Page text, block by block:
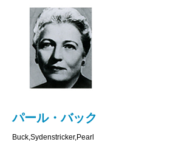
アンナ、クリスマスキャンドルの火は
ろうか。違います。いろいろ混ざって
います。では、パリは燃えているのか
ん。落ち着きなさい。
も何冊か本を出したからだ。
テキストは絶対ではない、作者にさえ
パール・バック
Buck,Sydenstricker,Pearl